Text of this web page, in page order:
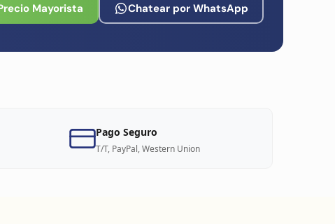
Mayorista Chatear por WhatsApp
Pago Seguro
T/T, PayPal, Western Union